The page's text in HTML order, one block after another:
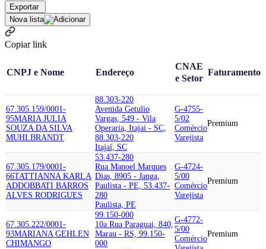
Exportar
Nova lista
Copiar link
CNPJ e Nome Endereço
CNAE
e Setor
Faturamento
67.305.159/0001-
95MARIA JULIA
SOUZA DA SILVA
MUHLBRANDT
88.303-220
Avenida Getulio
Vargas, 549 - Vila
Operaria, Itajai - SC,
88.303-220
Itajaí, SC
G-4755-
5/02
Comércio
Varejista
Premium
67.305.179/0001-
66TATTIANNA KARLA
ADDOBBATI BARROS
ALVES RODRIGUES
53.437-280
Rua Manoel Marques
Dias, 8905 - Janga,
Paulista - PE, 53.437-
280
Paulista, PE
G-4724-
5/00
Comércio
Varejista
Premium
67.305.222/0001-
93MARIANA GEHLEN
CHIMANGO
99.150-000
10a Rua Paraguai, 840,
Marau - RS, 99.150-
000
G-4772-
5/00
Comércio
Premium